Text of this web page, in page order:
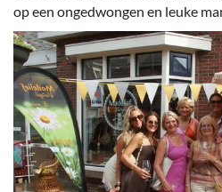
op een ongedwongen en leuke